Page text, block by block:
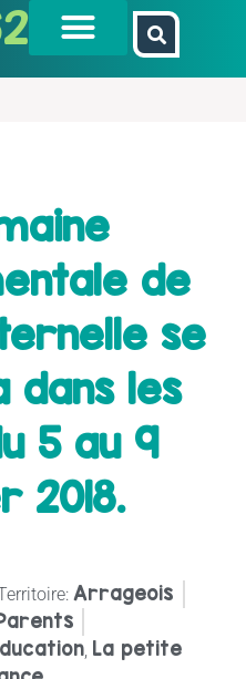
de
se
dans les
5 au 9
2018.
Arrageois
, La petite